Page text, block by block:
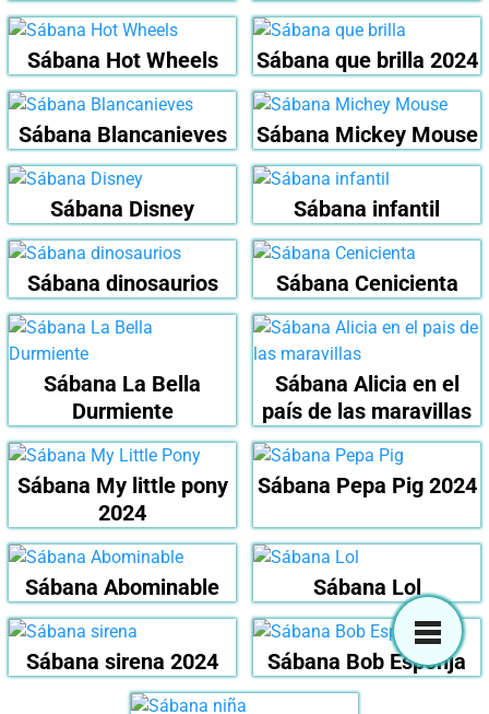
Sábana Hot Wheels Sábana que brilla 2024
Sábana Blancanieves Sábana Mickey Mouse
Sábana Disney Sábana infantil
Sábana dinosaurios Sábana Cenicienta
Sábana La Bella
Durmiente
Sábana Alicia en el
país de las maravillas
Sábana My little pony
2024
Sábana Pepa Pig 2024
Sábana Abominable Sábana Lol
Sábana sirena 2024 Sábana Bob Esponja